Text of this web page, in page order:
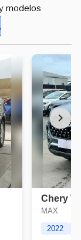
modelos